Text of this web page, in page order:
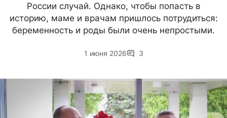
России случай. Однако, чтобы попасть в
историю, маме и врачам пришлось потрудиться:
беременность и роды были очень непростыми.
1 июня 2026 3